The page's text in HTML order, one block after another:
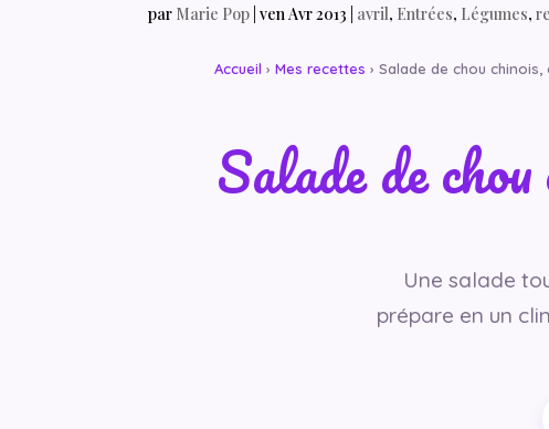
par Marie Pop |ven Avr 2013 avril, Entrées, Légumes,
Accueil › Mes recettes › Salade de chou
Salade de
Une salade
prépare en un